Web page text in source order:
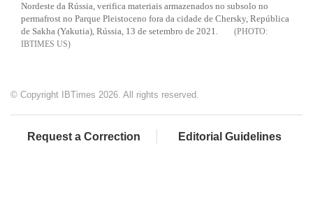
Nordeste da Rússia, verifica materiais armazenados no subsolo no
permafrost no Parque Pleistoceno fora da cidade de Chersky, República
de Sakha (Yakutia), Rússia, 13 de setembro de 2021.
IBTIMES US
© Copyright IBTimes 2026. All rights reserved.
Request a Correction Editorial Guidelines